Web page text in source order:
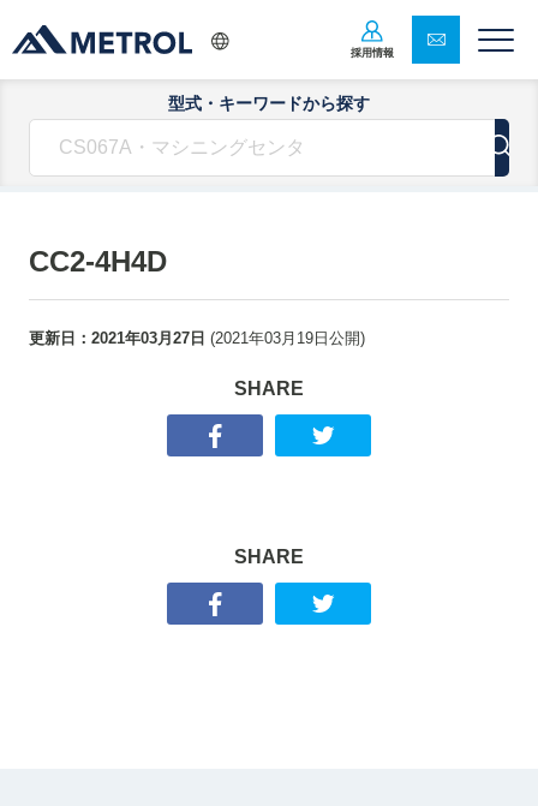
採用情報
型式・キーワードから探す
CC2-4H4D
更新日： 2021年03月27日 (2021年03月19日 公開)
SHARE
SHARE